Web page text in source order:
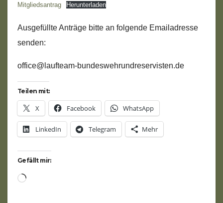
Mitgliedsantrag Herunterladen
Ausgefüllte Anträge bitte an folgende Emailadresse
senden:
office@laufteam-bundeswehrundreservisten.de
Teilen mit:
X Facebook WhatsApp
LinkedIn Telegram Mehr
Gefällt mir:
Wird